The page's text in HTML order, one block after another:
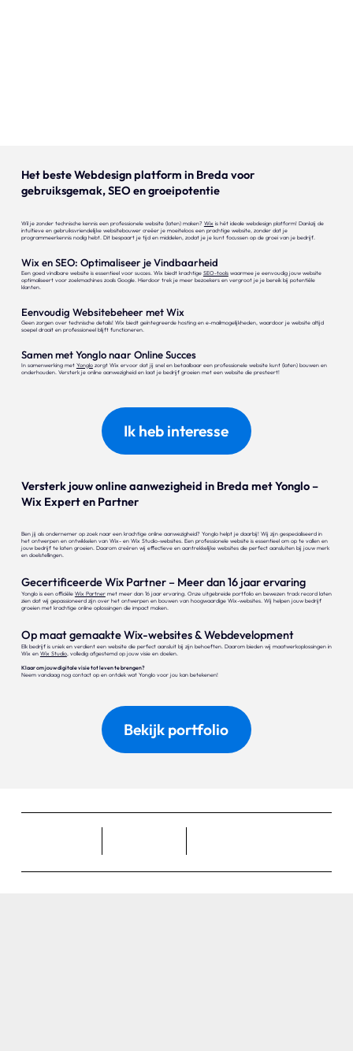
Het beste Webdesign platform in Breda voor
gebruiksgemak, SEO en groeipotentie
Wil je zonder technische kennis een professionele website (laten) maken? Wix is hét ideale webdesign platform! Dankzij de
intuïtieve en gebruiksvriendelijke websitebouwer creëer je moeiteloos een prachtige website, zonder dat je
programmeerkennis nodig hebt. Dit bespaart je tijd en middelen, zodat je je kunt focussen op de groei van je bedrijf.
Wix en SEO: Optimaliseer je Vindbaarheid
Een goed vindbare website is essentieel voor succes. Wix biedt krachtige SEO-toolswaarmee je eenvoudig jouw website
optimaliseert voor zoekmachines zoals Google. Hierdoor trek je meer bezoekers en vergroot je je bereik bij potentiële
klanten.
Eenvoudig Websitebeheer met Wix
Geen zorgen over technische details! Wix biedt geïntegreerde hosting en e-mailmogelijkheden, waardoor je website altijd
soepel draait en professioneel blijft functioneren.
Samen met Yonglo naar Online Succes
In samenwerking met Yonglozorgt Wix ervoor dat jij snel en betaalbaar een professionele website kunt (laten) bouwen en
onderhouden. Versterk je online aanwezigheid en laat je bedrijf groeien met een website die presteert!
Ik heb interesse
Versterk jouw online aanwezigheid in Breda met Yonglo –
Wix Expert en Partner
Ben jij als ondernemer op zoek naar een krachtige online aanwezigheid? Yonglo helpt je daarbij! Wij zijn gespecialiseerd in
het ontwerpen en ontwikkelen van Wix- en Wix Studio-websites. Een professionele website is essentieel om op te vallen en
jouw bedrijf te laten groeien. Daarom creëren wij effectieve en aantrekkelijke websites die perfect aansluiten bij jouw merk
en doelstellingen.
Gecertificeerde Wix Partner – Meer dan 16 jaar ervaring
Yonglo is een officiële Wix Partnermet meer dan 16 jaar ervaring. Onze uitgebreide portfolio en bewezen track record laten
zien dat wij gepassioneerd zijn over het ontwerpen en bouwen van hoogwaardige Wix-websites. Wij helpen jouw bedrijf
groeien met krachtige online oplossingen die impact maken.
Op maat gemaakte Wix-websites & Webdevelopment
Elk bedrijf is uniek en verdient een website die perfect aansluit bij zijn behoeften. Daarom bieden wij maatwerkoplossingen in
Wix en Wix Studio, volledig afgestemd op jouw visie en doelen.
Klaar om jouw digitale visie tot leven te brengen?
Neem vandaag nog contact op en ontdek wat Yonglo voor jou kan betekenen!
Bekijk portfolio
Websites
Projecten